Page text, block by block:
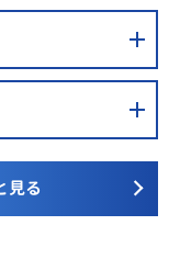
見る